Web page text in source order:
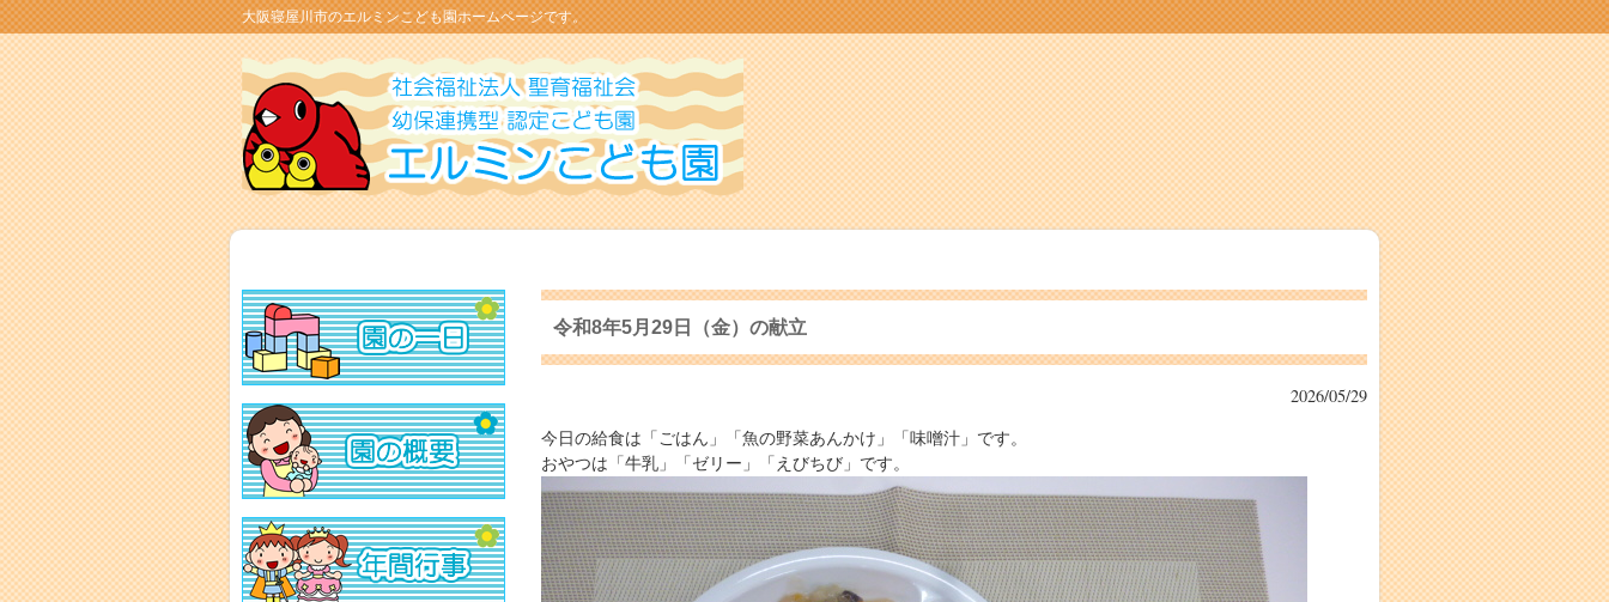
大阪寝屋川市のエルミンこども園ホームページです。
令和8年5月29日（金）の献立
2026/05/29
今日の給食は「ごはん」「魚の野菜あんかけ」「味噌汁」です。
おやつは「牛乳」「ゼリー」「えびちび」です。